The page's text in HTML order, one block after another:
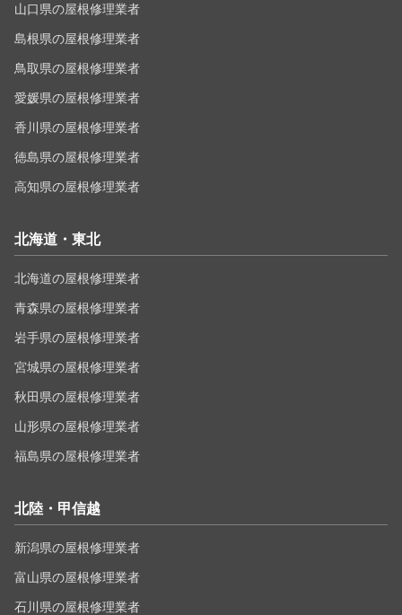
山口県の屋根修理業者
島根県の屋根修理業者
鳥取県の屋根修理業者
愛媛県の屋根修理業者
香川県の屋根修理業者
徳島県の屋根修理業者
高知県の屋根修理業者
北海道・東北
北海道の屋根修理業者
青森県の屋根修理業者
岩手県の屋根修理業者
宮城県の屋根修理業者
秋田県の屋根修理業者
山形県の屋根修理業者
福島県の屋根修理業者
北陸・甲信越
新潟県の屋根修理業者
富山県の屋根修理業者
石川県の屋根修理業者